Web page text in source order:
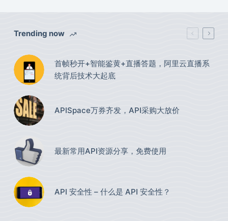
Trending now
首帧秒开+智能鉴黄+直播答题，阿里云直播系
统背后技术大起底
APISpace万券齐发，API采购大放价
最新常用API资源分享，免费使用​
API 安全性 – 什么是 API 安全性？